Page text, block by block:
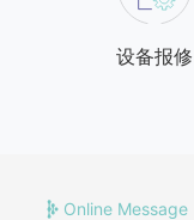
设备报修
Online Message